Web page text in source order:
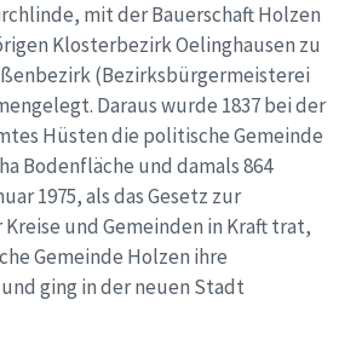
mit der Bauerschaft Holzen
Klosterbezirk Oelinghausen zu
(Bezirksbürgermeisterei
Daraus wurde 1837 bei der
Hüsten die politische Gemeinde
Bodenfläche und damals 864
1975, als das Gesetz zur
und Gemeinden in Kraft trat,
Gemeinde Holzen ihre
ging in der neuen Stadt